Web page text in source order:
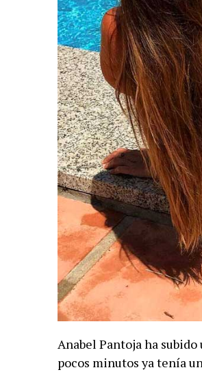
Anabel Pantoja ha
pocos minutos ya tenía